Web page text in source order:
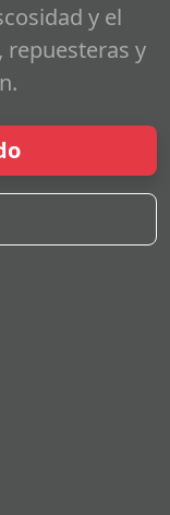
y el
repuesteras y